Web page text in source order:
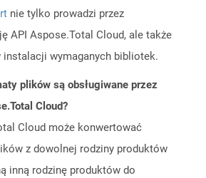
nie tylko prowadzi przez
API Aspose.Total Cloud, ale także
instalacji wymaganych bibliotek.
plików są obsługiwane przez
Cloud?
Cloud może konwertować
z dowolnej rodziny produktów
inną rodzinę produktów do